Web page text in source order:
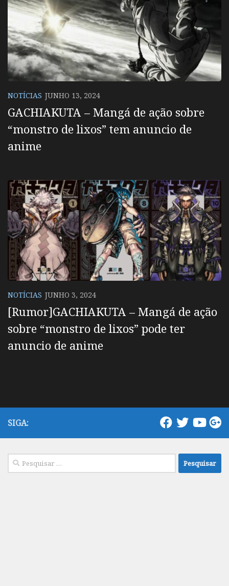
NOTÍCIAS JUNHO 13, 2024
GACHIAKUTA – Mangá de ação sobre
“monstro de lixos” tem anuncio de
anime
NOTÍCIAS JUNHO 3, 2024
[Rumor]GACHIAKUTA – Mangá de ação
sobre “monstro de lixos” pode ter
anuncio de anime
SIGA:
Pesquisar
por: